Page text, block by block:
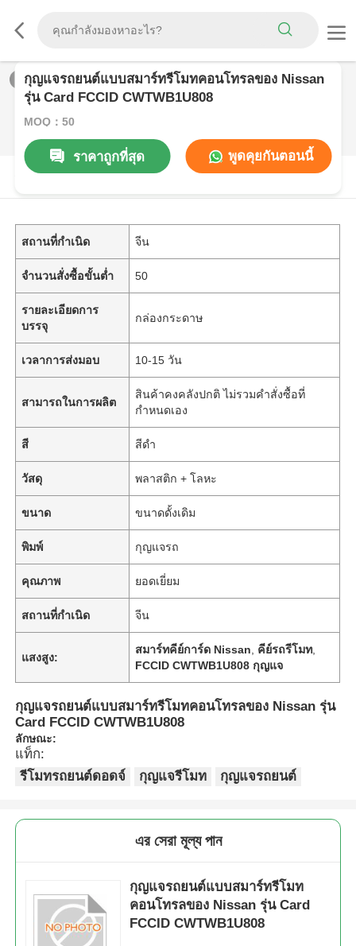
/0
กุญแจรถยนต์แบบสมาร์ทรีโมทคอนโทรลของ Nissan
รุ่น Card FCCID CWTWB1U808
MOQ：50
ราคาถูกที่สุด
พูดคุยกันตอนนี้
รายละเอียดสินค้า
สถานที่กำเนิด จีน
จำนวนสั่งซื้อขั้นต่ำ 50
รายละเอียดการ
บรรจุ
กล่องกระดาษ
เวลาการส่งมอบ 10-15 วัน
สามารถในการผลิต
สินค้าคงคลังปกติ ไม่รวมคำสั่งซื้อที่
กำหนดเอง
สี สีดำ
วัสดุ พลาสติก + โลหะ
ขนาด ขนาดดั้งเดิม
พิมพ์ กุญแจรถ
คุณภาพ ยอดเยี่ยม
สถานที่กำเนิด จีน
แสงสูง:
สมาร์ทคีย์การ์ด Nissan คีย์รถรีโมท
FCCID CWTWB1U808 กุญแจ
กุญแจรถยนต์แบบสมาร์ทรีโมทคอนโทรลของ Nissan รุ่น
Card FCCID CWTWB1U808
ลักษณะ:
แท็ก:
รีโมทรถยนต์ดอดจ์
กุญแจรีโมท กุญแจรถยนต์
এর সেরা মূল্য পান
กุญแจรถยนต์แบบสมาร์ทรีโมท
คอนโทรลของ Nissan รุ่น Card
FCCID CWTWB1U808